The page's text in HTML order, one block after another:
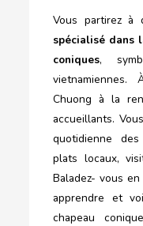
Vous partirez à
spécialisé dans
coniques,
Chuong à la
accueillants.
quotidienne
plats locaux,
Baladez- vous
apprendre et
chapeau